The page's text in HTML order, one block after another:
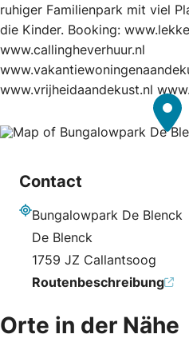
ruhiger Familienpark mit viel
die Kinder. Booking:
www.callingheverhuur.nl
www.vrijheidaandekust.nl
Contact
Adresse
Bungalowpark De Blenck
De Blenck
1759 JZ Callantsoog
Routenbeschreibung
Orte in der Nähe